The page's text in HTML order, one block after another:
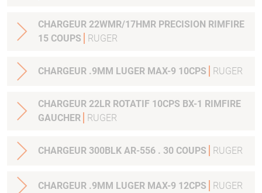
CHARGEUR 22WMR/17HMR PRECISION RIMFIRE
15 COUPS
RUGER
CHARGEUR .9MM LUGER MAX-9 10CPS RUGER
CHARGEUR 22LR ROTATIF 10CPS BX-1 RIMFIRE
GAUCHER
RUGER
CHARGEUR 300BLK AR-556 . 30 COUPS RUGER
CHARGEUR .9MM LUGER MAX-9 12CPS RUGER